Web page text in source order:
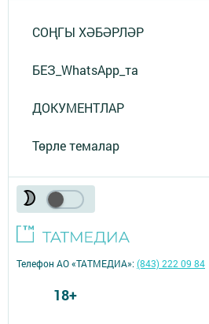
СОҢГЫ ХӘБӘРЛӘР
БЕЗ_WhatsApp_та
ДОКУМЕНТЛАР
Төрле темалар
Телефон АО «ТАТМЕДИА»:(843) 222 09 84
18+